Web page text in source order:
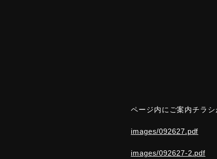
ページ内にご案内チラ
images/092627.pdf
images/092627-2.pdf